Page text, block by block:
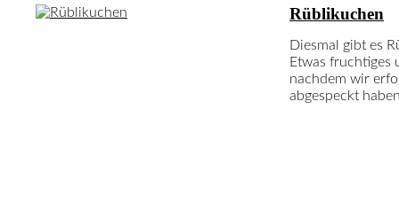
Rüblikuchen
Diesmal gibt es
Etwas fruchtiges
nachdem wir
abgespeckt